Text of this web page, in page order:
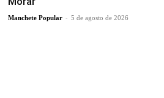
Manchete Popular - 5 de agosto de 2026